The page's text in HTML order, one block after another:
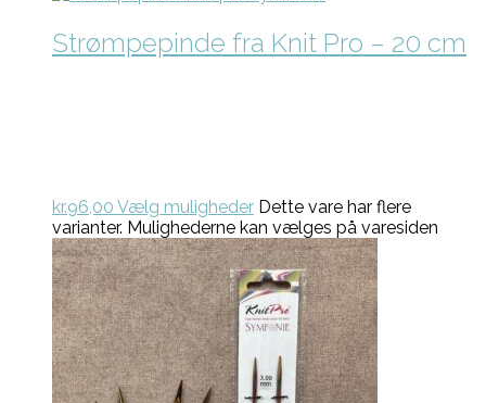
Strømpepinde fra Knit Pro – 20 cm
kr.96,00 Vælg muligheder Dette vare har flere
varianter. Mulighederne kan vælges på varesiden